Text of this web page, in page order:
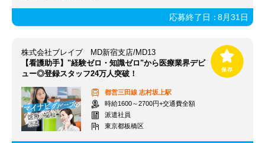
応募終了日：8月31日
株式会社ブレイブ MD新宿支店/MD13
【看護助手】"経験ゼロ・知識ゼロ"から医療業界デビ
ュー◎登録スタッフ24万人突破！
都営三田線 志村坂上駅
時給1600～2700円+交通費全額
派遣社員
東京都板橋区